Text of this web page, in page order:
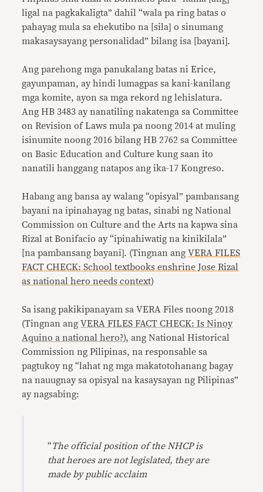
ligal na pagkakaligta” dahil “wala pa ring batas o
pahayag mula sa ehekutibo na [sila] o sinumang
makasaysayang personalidad” bilang isa [bayani].
Ang parehong mga panukalang batas ni Erice,
gayunpaman, ay hindi lumagpas sa kani-kanilang
mga komite, ayon sa mga rekord ng lehislatura.
Ang HB 3483 ay nanatiling nakatenga sa Committee
on Revision of Laws mula pa noong 2014 at muling
isinumite noong 2016 bilang HB 2762 sa Committee
on Basic Education and Culture kung saan ito
nanatili hanggang natapos ang ika-17 Kongreso.
Habang ang bansa ay walang “opisyal” pambansang
bayani na ipinahayag ng batas, sinabi ng National
Commission on Culture and the Arts na kapwa sina
Rizal at Bonifacio ay “ipinahiwatig na kinikilala”
[na pambansang bayani]. (Tingnan angVERA FILES
FACT CHECK: School textbooks enshrine Jose Rizal
as national hero needs context)
Sa isang pakikipanayam sa VERA Files noong 2018
(Tingnan angVERA FILES FACT CHECK: Is Ninoy
Aquino a national hero?), ang National Historical
Commission ng Pilipinas, na responsable sa
pagtukoy ng “lahat ng mga makatotohanang bagay
na nauugnay sa opisyal na kasaysayan ng Pilipinas”
ay nagsabing:
“The official position of the NHCP is
that heroes are not legislated, they are
made by public acclaim